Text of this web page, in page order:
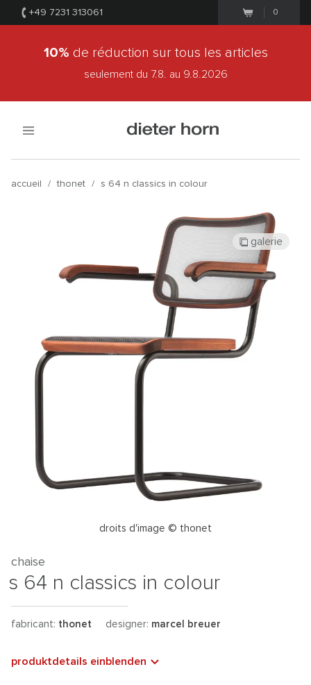
+49 7231 313061 0
10% de réduction sur tous les articles
seulement du 7.8. au 9.8.2026
accueil / thonet / s 64 n classics in colour
droits d'image © thonet
galerie
chaise
s 64 n classics in colour
fabricant: thonet designer: marcel breuer
produktdetails einblenden